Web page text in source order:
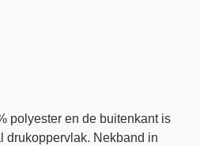
polyester en de buitenkant is
drukoppervlak. Nekband in